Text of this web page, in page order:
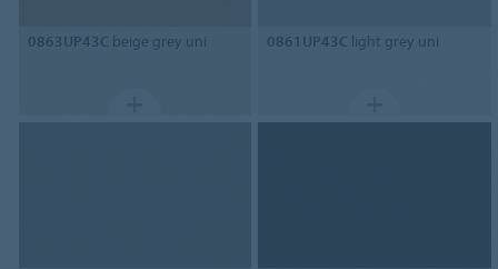
0863UP43C beige grey uni 0861UP43C light grey uni